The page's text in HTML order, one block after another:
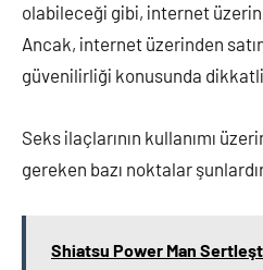
olabileceği gibi, internet
Ancak, internet üzerinden
güvenilirliği konusunda dikkatli
Seks ilaçlarının kullanımı
gereken bazı noktalar
Shiatsu Power Man